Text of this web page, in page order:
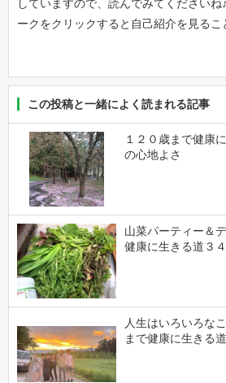
していますので、読んでみてください
ークをクリックすると自己紹介を見るこ
この投稿と一緒によく読まれる記事
１２０歳まで健康
の心地よさ
山菜パーティー＆
健康に生きる道３４
人生はいろいろな
まで健康に生きる